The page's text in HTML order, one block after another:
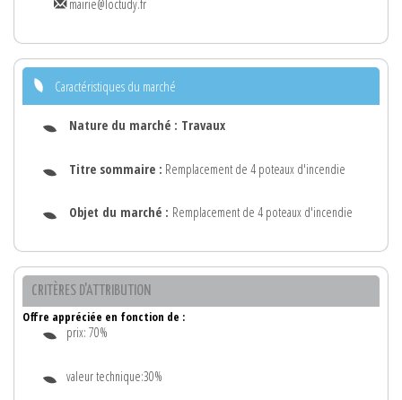
mairie@loctudy.fr
Caractéristiques du marché
Nature du marché : Travaux
Titre sommaire : Remplacement de 4 poteaux d'incendie
Objet du marché : Remplacement de 4 poteaux d'incendie
CRITÈRES D'ATTRIBUTION
Offre appréciée en fonction de :
prix: 70%
valeur technique:30%